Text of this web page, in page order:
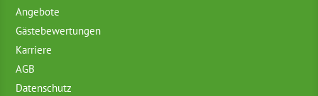
Angebote
Gästebewertungen
Karriere
AGB
Datenschutz